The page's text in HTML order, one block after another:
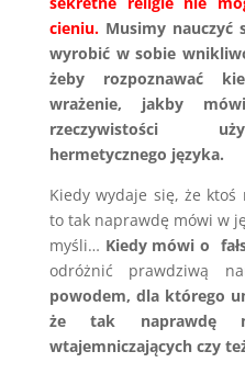
cieniu. Musimy nauczyć
wyrobić w sobie
żeby rozpoznawać
wrażenie, jakby
rzeczywistości
hermetycznego języka.
Kiedy wydaje się, że
to tak naprawdę mówi w
myśli… Kiedy mówi o
odróżnić prawdziwą
powodem, dla którego
że tak naprawdę
wtajemniczających czy